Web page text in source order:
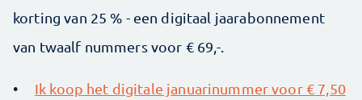
korting van 25 % - een digitaal jaarabonnement
van twaalf nummers voor € 69,-.
• Ik koop het digitale januarinummer voor € 7,50